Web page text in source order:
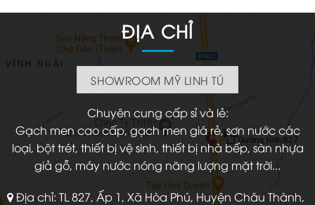
ĐỊA CHỈ
SHOWROOM MỸ LINH TÚ
Chuyên cung cấp sỉ và lẻ:
Gạch men cao cấp, gạch men giá rẻ, sơn nước các
loại, bột trét, thiết bị vệ sinh, thiết bị nhà bếp, sàn nhựa
giả gỗ, máy nước nóng năng lượng mặt trời...
Địa chỉ: TL 827, Ấp 1, Xã Hòa Phú, Huyện Châu Thành,